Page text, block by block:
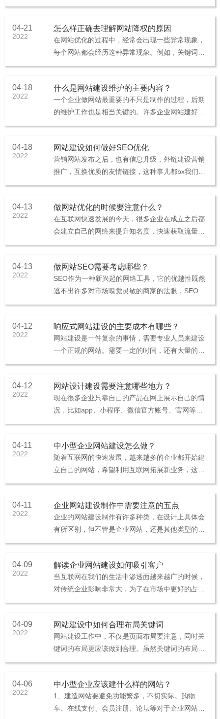
网站空间由专用服务器或虚拟主机承担；网站源程
04-21
2022
怎么样正确去理解网站降权的原因
在网站优化的过程中，经常会出现一些异常现象，
每个网站都会经历这种异常现象。例如，关键词排
名下降，网站流量突然大大减少，网站包含周期延
04-18
2022
什么是网站建设维护的主要内容？
一个企业做网站最重要的不只是制作的过程，后期
的维护工作也是相当关键的。许多企业网站建好
后，并不太在意自己，也没有做日常维护，觉得只
04-18
2022
网站建设如何做好SEO优化
营销网站发布之后，也有信息升级，外链建设营销
推广，互换优质的友情链接，这种事儿都bx我们去
做，才算合乎提升规范，既能节约提升時间，又能
04-13
2022
做网站优化的时候要注意什么？
在互联网快速发展的今天，很多企业在成立之后都
会建立自己的网络来提升知名度，快速获取流量提
升转化率等等。而这些不是只建立网站就可以达到
04-13
2022
做网站SEO需要考虑哪些？
SEO作为一种新兴起的网络工具，它的优越性既然
逃不出许多对市场嗅觉灵敏的商家的法眼，SEO优
化在各家网站建设公司的过程无疑是起到了功臣作
04-12
2022
响应式网站建设的主要成本有哪些？
网站建设是一件复杂的事情，需要专业人员来建设
一个正规的网站。需要一定的时间，还有大量的网
站建设成本。我们来了解一下建设一个响应式网站
04-12
2022
网站设计建设需要注意哪些地方？
现在很多企业只靠自己的产品在网上展示自己的情
况，比如app、小程序、微信官方账号、官网等。
那么如何在网站设计建设中与客户沟通呢？1.清
04-11
2022
中小型企业网站建设怎么做？
随着互联网的快速发展，越来越多的企业都开始建
立自己的网站，希望利用互联网拓展新业务，这也
是信息时代的发展趋势。那么，中小型企业网站建
04-11
2022
企业网站建设制作中需要注意的五点
企业的网站建设制作有许多种类，在设计上具体会
有所区别，但不管是企业网站，还是其他类型的网
站，总体上网站建设制作要注意以下五点：1、多
04-09
2022
解读企业网站建设如何吸引客户
当互联网在我们的生活中渗透面越来越广的时候，
对传统企业影响非常大，为了在市场中更好的占有
发展空间，现在众多的传统企业都开始走线上营销
04-09
2022
网站建设中如何合理布局关键词
网站建设工作中，不仅是页面布局要注意，同时关
键词的布局更应该做到合理。虽然关键词的布局问
题已经是老生常谈的，但是很多企业在进行网站建
04-06
2022
中小型企业应该建什么样的网站？
1、建造网站要避免功能繁多，不切实际。购物
车、在线支付、会员注册、论坛等对于企业网站都